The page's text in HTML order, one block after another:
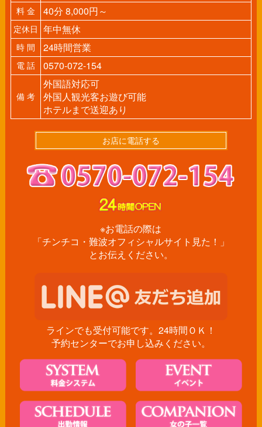
料 金 40分 8,000円～
定休日 年中無休
時 間 24時間営業
電 話 0570-072-154
備 考
外国語対応可
外国人観光客お遊び可能
ホテルまで送迎あり
お店に電話する
※お電話の際は
「チンチコ・難波オフィシャルサイト見た！」
とお伝えください。
ラインでも受付可能です。24時間ＯＫ！
予約センターでお申し込みください。